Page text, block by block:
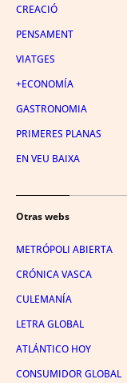
CREACIÓ
PENSAMENT
VIATGES
+ECONOMÍA
GASTRONOMIA
PRIMERES PLANAS
EN VEU BAIXA
Otras webs
METRÓPOLI ABIERTA
CRÓNICA VASCA
CULEMANÍA
LETRA GLOBAL
ATLÁNTICO HOY
CONSUMIDOR GLOBAL